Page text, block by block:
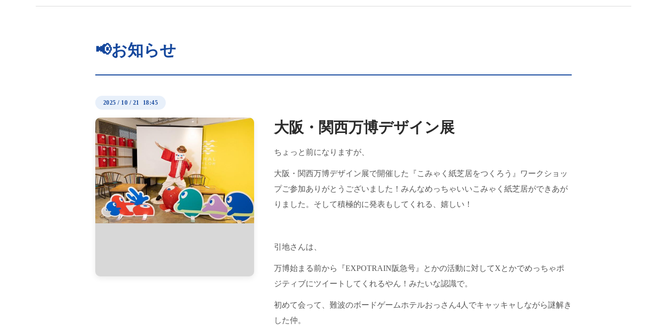
📢お知らせ
2025 / 10 / 21 18:45
大阪・関西万博デザイン展
ちょっと前になりますが、
大阪・関西万博デザイン展で開催した『こみゃく紙芝居をつくろう』ワークショッ
プご参加ありがとうございました！みんなめっちゃいいこみゃく紙芝居ができあが
りました。そして積極的に発表もしてくれる、嬉しい！
引地さんは、
万博始まる前から『EXPOTRAIN阪急号』とかの活動に対してXとかでめっちゃポ
ジティブにツイートしてくれるやん！みたいな認識で。
初めて会って、難波のボードゲームホテルおっさん4人でキャッキャしながら謎解き
した仲。